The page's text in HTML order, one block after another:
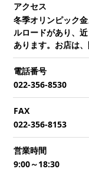
アクセス
冬季オリンピック
ルロードがあり、
あります。お店は
電話番号
022-356-8530
FAX
022-356-8153
営業時間
9:00～18:30